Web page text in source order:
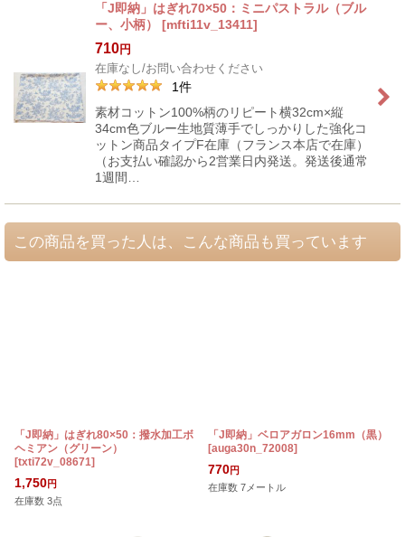
「J即納」はぎれ70×50：ミニパストラル（ブル
ー、小柄）
[mfti11v_13411]
710円
在庫なし/お問い合わせください
1件
素材コットン100%柄のリピート横32cm×縦
34cm色ブルー生地質薄手でしっかりした強化コ
ットン商品タイプF在庫（フランス本店で在庫）
（お支払い確認から2営業日内発送。発送後通常
1週間…
この商品を買った人は、こんな商品も買っています
「J即納」はぎれ80×50：撥水加工ボ
ヘミアン（グリーン）
[txti72v_08671]
1,750円
在庫数 3点
「J即納」ベロアガロン16mm（黒）
[auga30n_72008]
770円
在庫数 7メートル